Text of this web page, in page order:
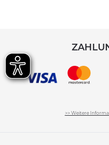
>> Weitere